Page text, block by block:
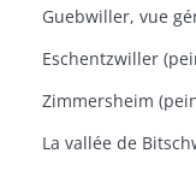
Eschentzwiller
Zimmersheim
La vallée de